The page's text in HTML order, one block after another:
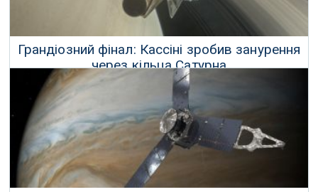
Грандіозний фінал: Кассіні зробив занурення
через кільца Сатурна
07 Травня 2017 р.